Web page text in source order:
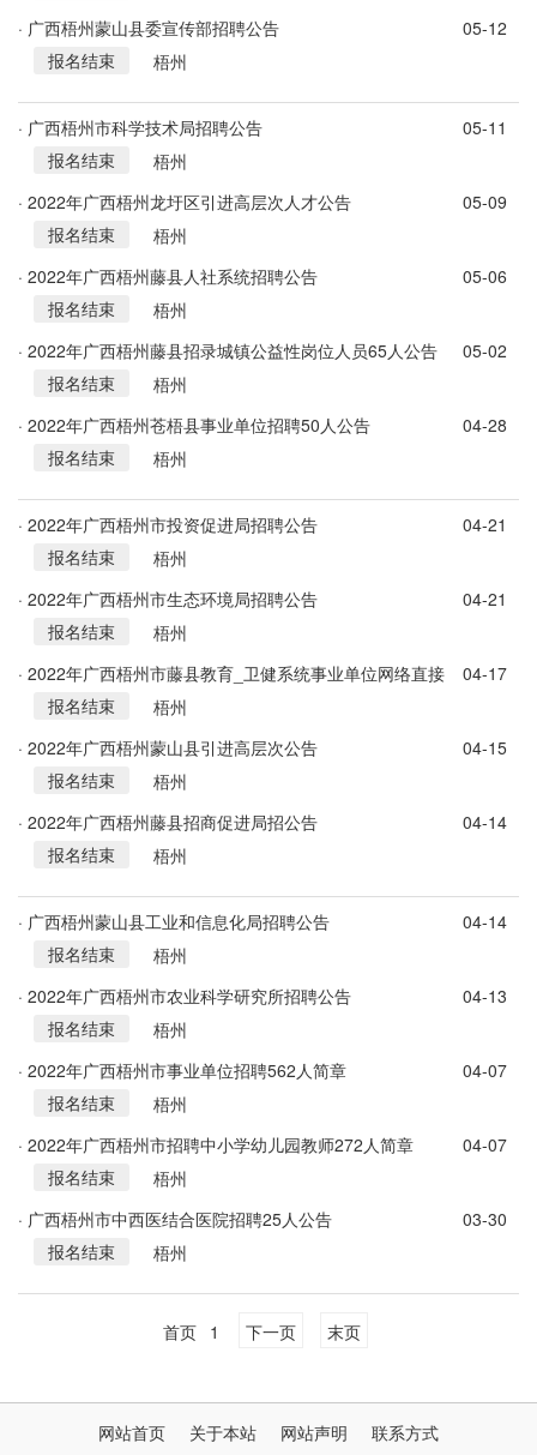
· 广西梧州蒙山县委宣传部招聘公告
05-12
报名结束
梧州
· 广西梧州市科学技术局招聘公告
05-11
报名结束
梧州
· 2022年广西梧州龙圩区引进高层次人才公告
05-09
报名结束
梧州
· 2022年广西梧州藤县人社系统招聘公告
05-06
报名结束
梧州
· 2022年广西梧州藤县招录城镇公益性岗位人员65人公告
05-02
报名结束
梧州
· 2022年广西梧州苍梧县事业单位招聘50人公告
04-28
报名结束
梧州
· 2022年广西梧州市投资促进局招聘公告
04-21
报名结束
梧州
· 2022年广西梧州市生态环境局招聘公告
04-21
报名结束
梧州
· 2022年广西梧州市藤县教育_卫健系统事业单位网络直接
面试招聘170人公告
04-17
报名结束
梧州
· 2022年广西梧州蒙山县引进高层次公告
04-15
报名结束
梧州
· 2022年广西梧州藤县招商促进局招公告
04-14
报名结束
梧州
· 广西梧州蒙山县工业和信息化局招聘公告
04-14
报名结束
梧州
· 2022年广西梧州市农业科学研究所招聘公告
04-13
报名结束
梧州
· 2022年广西梧州市事业单位招聘562人简章
04-07
报名结束
梧州
· 2022年广西梧州市招聘中小学幼儿园教师272人简章
04-07
报名结束
梧州
· 广西梧州市中西医结合医院招聘25人公告
03-30
报名结束
梧州
首页 1 下一页 末页
网站首页 关于本站 网站声明
联系方式